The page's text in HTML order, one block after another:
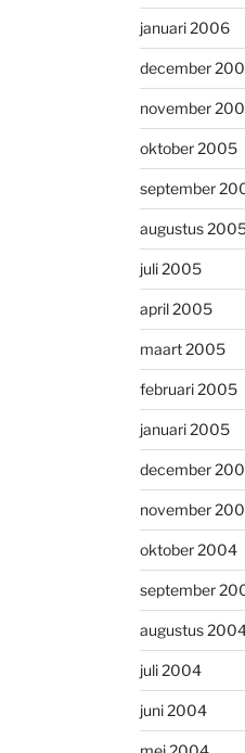
januari 2006
december
november
oktober 2005
september
augustus
juli 2005
april 2005
maart 2005
februari 2005
januari 2005
december
november
oktober 2004
september
augustus
juli 2004
juni 2004